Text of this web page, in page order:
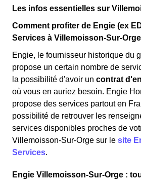
Les infos essentielles sur
Comment profiter de Engie (ex
Services à Villemoisson-Sur-
Engie, le fournisseur historique du
propose un certain nombre de
la possibilité d'avoir un contrat
où vous en auriez besoin. Engie
propose des services partout en
possibilité de retrouver les
services disponibles proches de
Villemoisson-Sur-Orge sur le site
Services.
Engie Villemoisson-Sur-Orge :